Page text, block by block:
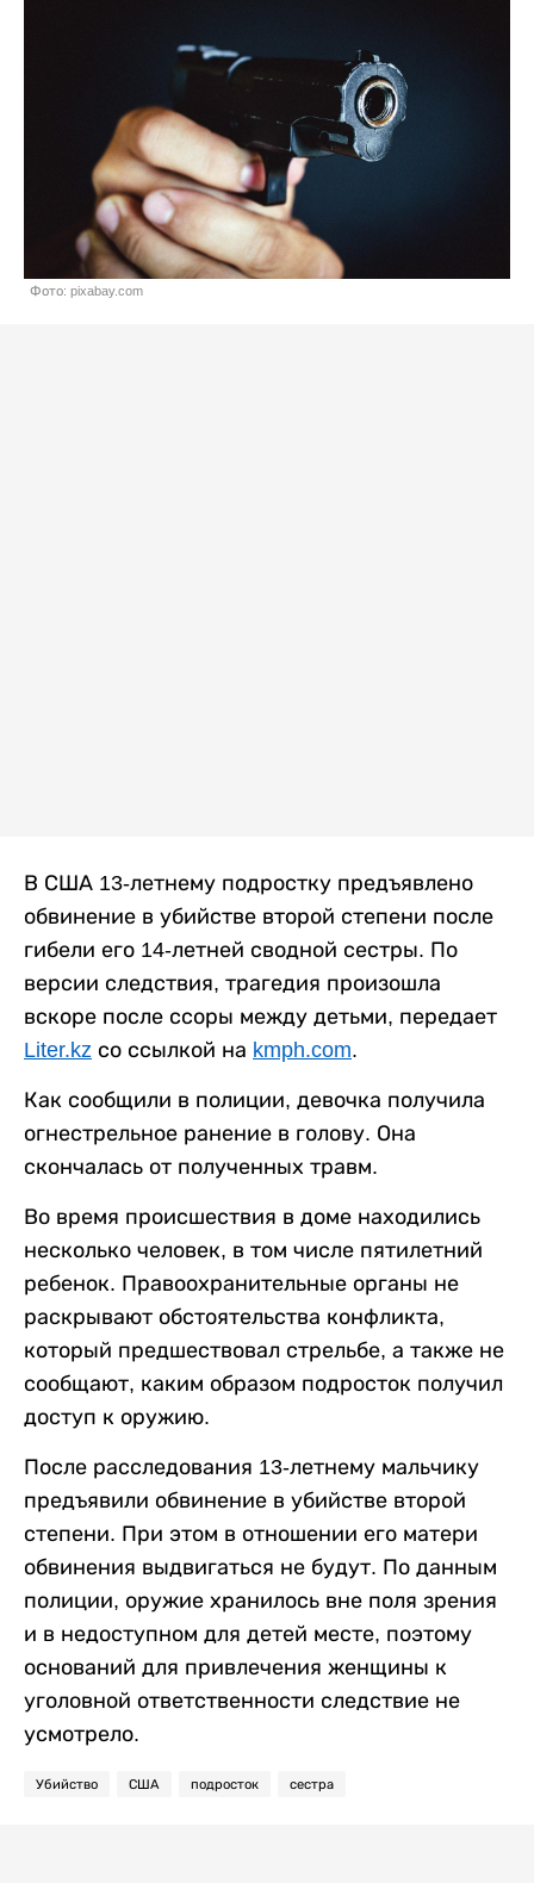
Фото: pixabay.com
В США 13-летнему подростку предъявлено
обвинение в убийстве второй степени после
гибели его 14-летней сводной сестры. По
версии следствия, трагедия произошла
вскоре после ссоры между детьми, передает
Liter.kz со ссылкой на kmph.com.
Как сообщили в полиции, девочка получила
огнестрельное ранение в голову. Она
скончалась от полученных травм.
Во время происшествия в доме находились
несколько человек, в том числе пятилетний
ребенок. Правоохранительные органы не
раскрывают обстоятельства конфликта,
который предшествовал стрельбе, а также не
сообщают, каким образом подросток получил
доступ к оружию.
После расследования 13-летнему мальчику
предъявили обвинение в убийстве второй
степени. При этом в отношении его матери
обвинения выдвигаться не будут. По данным
полиции, оружие хранилось вне поля зрения
и в недоступном для детей месте, поэтому
оснований для привлечения женщины к
уголовной ответственности следствие не
усмотрело.
Убийство США подросток сестра